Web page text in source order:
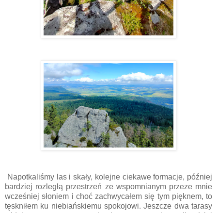
Napotkaliśmy las i skały, kolejne ciekawe formacje, później
bardziej rozległą przestrzeń ze wspomnianym przeze mnie
wcześniej słoniem i choć zachwycałem się tym pięknem, to
tęskniłem ku niebiańskiemu spokojowi. Jeszcze dwa tarasy